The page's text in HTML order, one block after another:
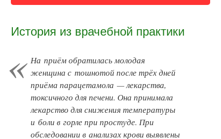
История из врачебной практики
На приём обратилась молодая
женщина с тошнотой после трёх дней
приёма парацетамола — лекарства,
токсичного для печени. Она принимала
лекарство для снижения температуры
и боли в горле при простуде. При
обследовании в анализах крови выявлены